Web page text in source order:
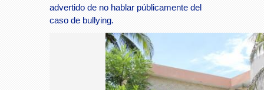
advertido de no hablar públicamente del
caso de bullying.